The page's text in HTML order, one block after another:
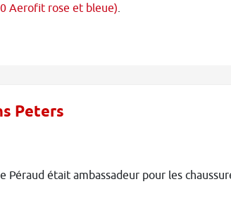
Aerofit rose et bleue).
Peters
était ambassadeur pour les